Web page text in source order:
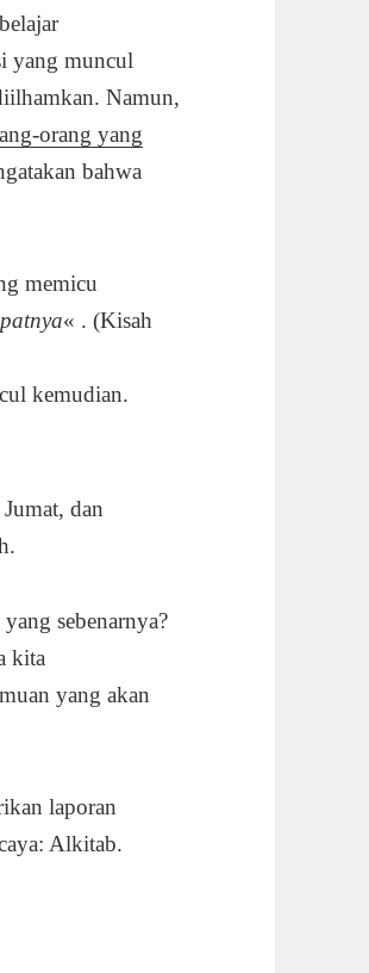
yang muncul
Namun,
orang yang
bahwa
memicu
« . (Kisah
kemudian.
dan
sebenarnya?
kita
yang akan
laporan
Alkitab.